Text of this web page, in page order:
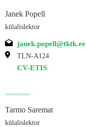
Janek Popell
külalislektor
janek.popell@tktk.ee
TLN-A124
CV-ETIS
Tarmo Saremat
külalislektor